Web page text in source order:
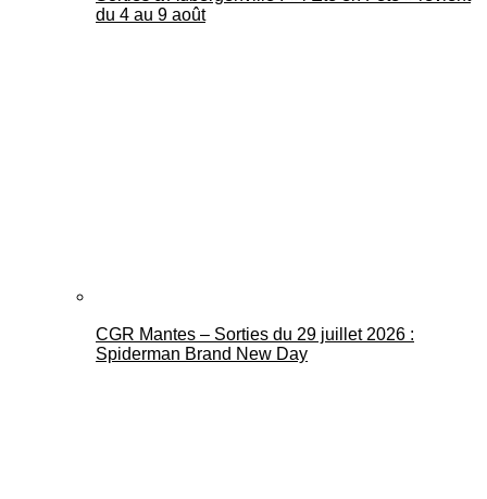
du 4 au 9 août
CGR Mantes – Sorties du 29 juillet 2026 :
Spiderman Brand New Day